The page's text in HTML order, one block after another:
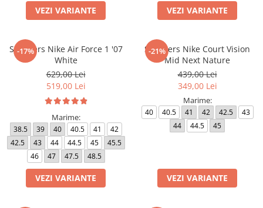
VEZI VARIANTE VEZI VARIANTE
-17%
Sneakers Nike Air Force 1 '07
White
629,00 Lei
519,00 Lei
Marime:
38.5 39 40 40.5 41
42
42.5
43 44 44.5 45
45.5
46
47 47.5 48.5
VEZI VARIANTE
-21%
Sneakers Nike Court Vision
Mid Next Nature
439,00 Lei
349,00 Lei
Marime:
40 40.5 41 42 42.5
43
44
44.5 45
VEZI VARIANTE